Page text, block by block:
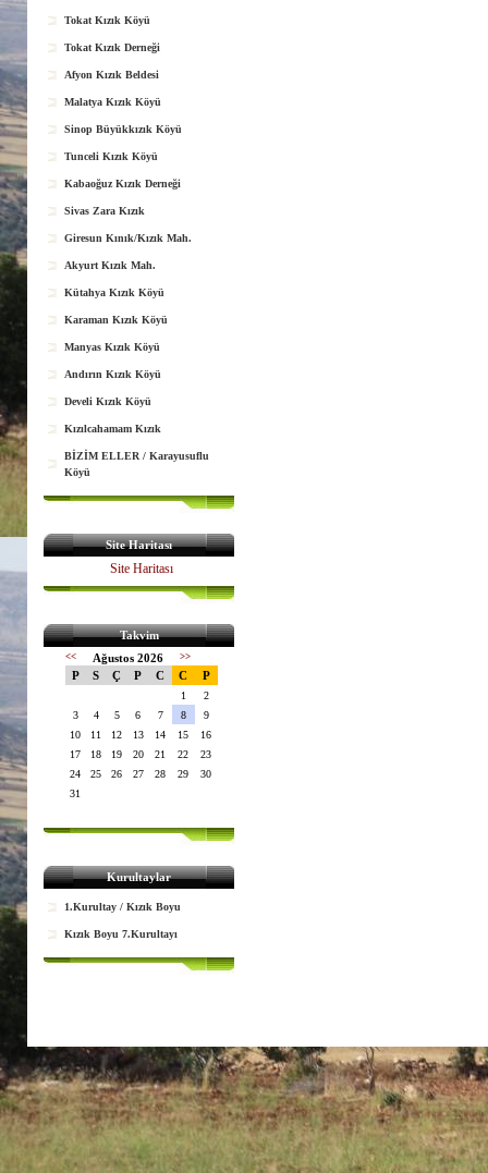
Tokat Kızık Köyü
Tokat Kızık Derneği
Afyon Kızık Beldesi
Malatya Kızık Köyü
Sinop Büyükkızık Köyü
Tunceli Kızık Köyü
Kabaoğuz Kızık Derneği
Sivas Zara Kızık
Giresun Kınık/Kızık Mah.
Akyurt Kızık Mah.
Kütahya Kızık Köyü
Karaman Kızık Köyü
Manyas Kızık Köyü
Andırın Kızık Köyü
Develi Kızık Köyü
Kızılcahamam Kızık
BİZİM ELLER / Karayusuflu
Köyü
Site Haritası
Site Haritası
Takvim
<< Ağustos 2026 >>
P S Ç P C C P
1
2
3
4 5 6 7 8
9
10
11 12 13 14 15
16
17
18 19 20 21 22
23
24
25 26 27 28 29
30
31
Kurultaylar
1.Kurultay / Kızık Boyu
Kızık Boyu 7.Kurultayı